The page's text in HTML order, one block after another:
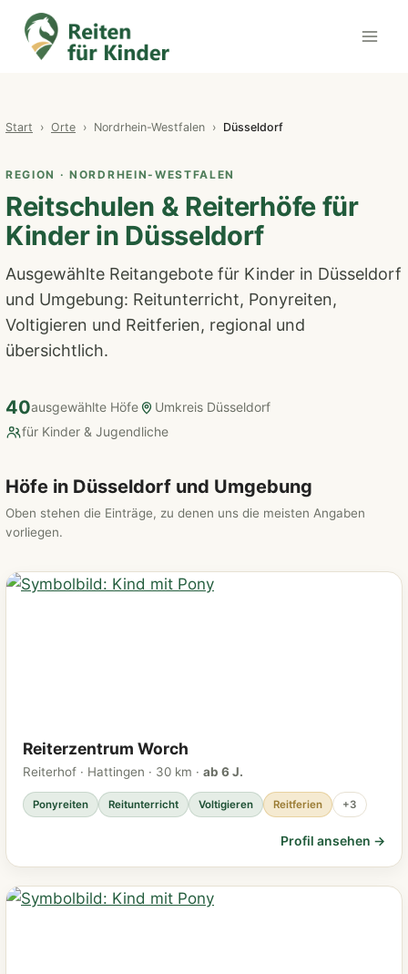
Zum
Inhalt
springen
Start › Orte › Nordrhein-Westfalen › Düsseldorf
REGION · NORDRHEIN-WESTFALEN
Reitschulen & Reiterhöfe für
Kinder in Düsseldorf
Ausgewählte Reitangebote für Kinder in Düsseldorf
und Umgebung: Reitunterricht, Ponyreiten,
Voltigieren und Reitferien, regional und
übersichtlich.
40ausgewählte Höfe
Umkreis Düsseldorf
für Kinder & Jugendliche
Höfe in Düsseldorf und Umgebung
Oben stehen die Einträge, zu denen uns die meisten Angaben
vorliegen.
Reiterzentrum Worch
Reiterhof · Hattingen · 30 km · ab 6 J.
Ponyreiten Reitunterricht Voltigieren Reitferien +3
Profil ansehen →